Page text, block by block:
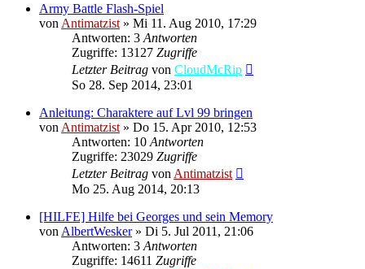
Army Battle Flash-Spiel
von Antimatzist » Mi 11. Aug 2010, 17:29
Antworten: 3 Antworten
Zugriffe: 13127 Zugriffe
Letzter Beitrag von CloudMcRip
So 28. Sep 2014, 23:01
Anleitung: Charaktere auf Lvl 99 bringen
von Antimatzist » Do 15. Apr 2010, 12:53
Antworten: 10 Antworten
Zugriffe: 23029 Zugriffe
Letzter Beitrag von Antimatzist
Mo 25. Aug 2014, 20:13
[HILFE] Hilfe bei Georges und sein Memory
von AlbertWesker» Di 5. Jul 2011, 21:06
Antworten: 3 Antworten
Zugriffe: 14611 Zugriffe